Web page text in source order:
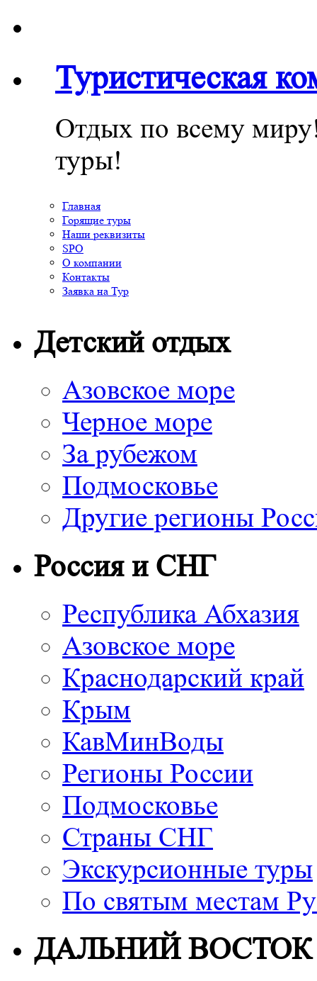
Туристическая
Отдых по всему
туры!
Главная
Горящие туры
Наши реквизиты
SPO
О компании
Контакты
Заявка на Тур
Детский отдых
Азовское море
Черное море
За рубежом
Подмосковье
Другие регионы
Россия и СНГ
Республика Абхазия
Азовское море
Краснодарский край
Крым
КавМинВоды
Регионы России
Подмосковье
Страны СНГ
Экскурсионные туры
По святым местам
ДАЛЬНИЙ ВОСТОК